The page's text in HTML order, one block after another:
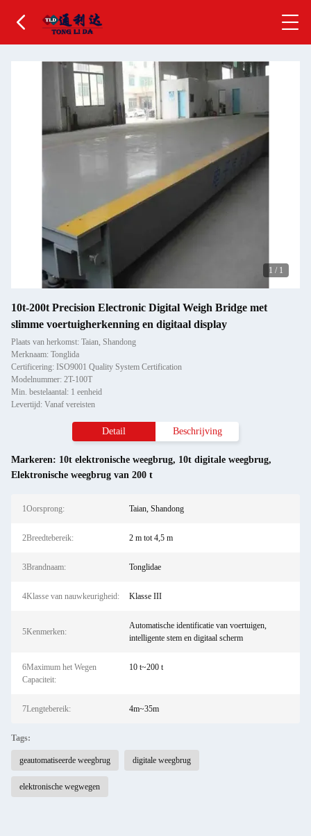
1 / 1
10t-200t Precision Electronic Digital Weigh Bridge met
slimme voertuigherkenning en digitaal display
Plaats van herkomst: Taian, Shandong
Merknaam: Tonglida
Certificering: ISO9001 Quality System Certification
Modelnummer: 2T-100T
Min. bestelaantal: 1 eenheid
Levertijd: Vanaf vereisten
Detail Beschrijving
Markeren: 10t elektronische weegbrug, 10t digitale weegbrug,
Elektronische weegbrug van 200 t
1Oorsprong: Taian, Shandong
2Breedtebereik: 2 m tot 4,5 m
3Brandnaam: Tonglidae
4Klasse van nauwkeurigheid: Klasse III
5Kenmerken:
Automatische identificatie van voertuigen,
intelligente stem en digitaal scherm
6Maximum het Wegen
Capaciteit:
10 t~200 t
7Lengtebereik: 4m~35m
Tags:
geautomatiseerde weegbrug digitale weegbrug
elektronische wegwegen